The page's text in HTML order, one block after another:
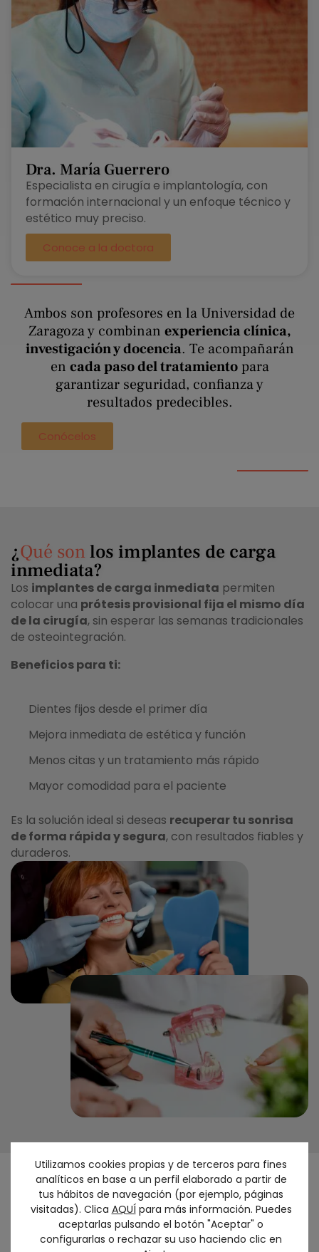
Dra. María Guerrero
Especialista en cirugía e implantología, con
formación internacional y un enfoque técnico y
estético muy preciso.
Conoce a la doctora
Ambos son profesores en la Universidad de
Zaragoza y combinan experiencia clínica,
investigación y docencia. Te acompañarán
en cada paso del tratamientopara
garantizar seguridad, confianza y
resultados predecibles.
Conócelos
¿Qué sonlos implantes de carga
inmediata?
Los implantes de carga inmediata permiten
colocar una prótesis provisional fija el mismo día
de la cirugía, sin esperar las semanas tradicionales
de osteointegración.
Beneficios para ti:
Dientes fijos desde el primer día
Mejora inmediata de estética y función
Menos citas y un tratamiento más rápido
Mayor comodidad para el paciente
Es la solución ideal si deseas recuperar tu sonrisa
de forma rápida y segura, con resultados fiables y
duraderos.
Eres candidatopara la carga
inmediata?
La mayoría de los pacientes pueden optar por esta
Utilizamos cookies propias y de terceros para fines
analíticos en base a un perfil elaborado a partir de
tus hábitos de navegación (por ejemplo, páginas
visitadas). Clica AQUÍ para más información. Puedes
aceptarlas pulsando el botón "Aceptar" o
configurarlas o rechazar su uso haciendo clic en